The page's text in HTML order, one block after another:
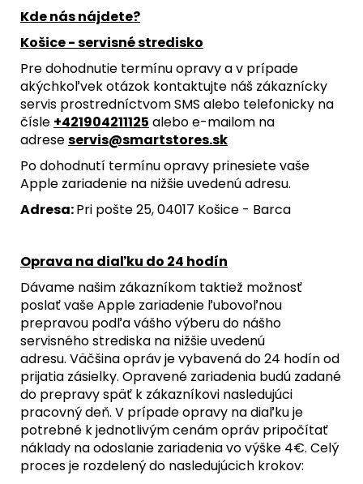
Kde nás nájdete?
Košice - servisné stredisko
Pre dohodnutie termínu opravy a v prípade
akýchkoľvek otázok kontaktujte náš zákaznícky
servis prostredníctvom SMS alebo telefonicky na
čísle +421904211125 alebo e-mailom na
adreseservis@smartstores.sk
Po dohodnutí termínu opravy prinesiete vaše
Apple zariadenie na nižšie uvedenú adresu.
Adresa:Pri pošte 25, 04017 Košice - Barca
Oprava na diaľku do 24 hodín
Dávame našim zákazníkom taktiež možnosť
poslať vaše Apple zariadenie ľubovoľnou
prepravou podľa vášho výberu do nášho
servisného strediska na nižšie uvedenú
adresu. Väčšina opráv je vybavená do 24 hodín od
prijatia zásielky. Opravené zariadenia budú zadané
do prepravy späť k zákazníkovi nasledujúci
pracovný deň. V prípade opravy na diaľku je
potrebné k jednotlivým cenám opráv pripočítať
náklady na odoslanie zariadenia vo výške 4€. Celý
proces je rozdelený do nasledujúcich krokov: